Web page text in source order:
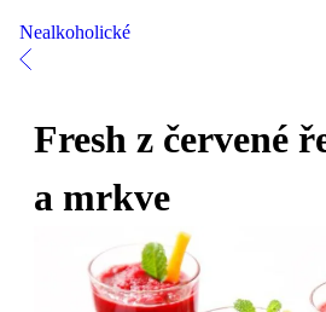
Nealkoholické
Fresh z červené
a mrkve